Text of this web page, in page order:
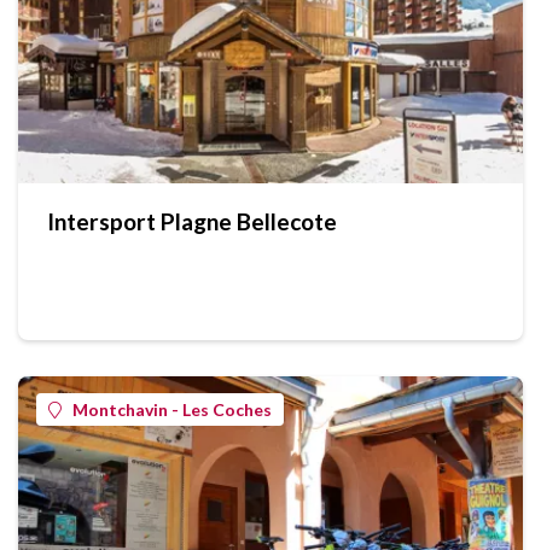
Intersport Plagne Bellecote
Montchavin - Les Coches